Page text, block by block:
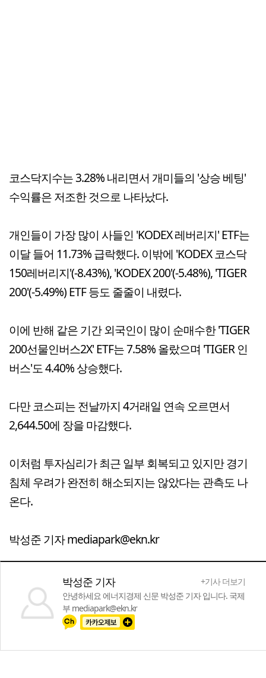
코스닥지수는 3.28% 내리면서 개미들의 '상승 베팅'
수익률은 저조한 것으로 나타났다.
개인들이 가장 많이 사들인 'KODEX 레버리지' ETF는
이달 들어 11.73% 급락했다. 이밖에 'KODEX 코스닥
150레버리지'(-8.43%), 'KODEX 200'(-5.48%), 'TIGER
200'(-5.49%) ETF 등도 줄줄이 내렸다.
이에 반해 같은 기간 외국인이 많이 순매수한 'TIGER
200선물인버스2X' ETF는 7.58% 올랐으며 'TIGER 인
버스'도 4.40% 상승했다.
다만 코스피는 전날까지 4거래일 연속 오르면서
2,644.50에 장을 마감했다.
이처럼 투자심리가 최근 일부 회복되고 있지만 경기
침체 우려가 완전히 해소되지는 않았다는 관측도 나
온다.
박성준 기자 mediapark@ekn.kr
박성준 기자
+기사 더보기
안녕하세요 에너지경제 신문 박성준 기자 입니다. 국제
부 mediapark@ekn.kr